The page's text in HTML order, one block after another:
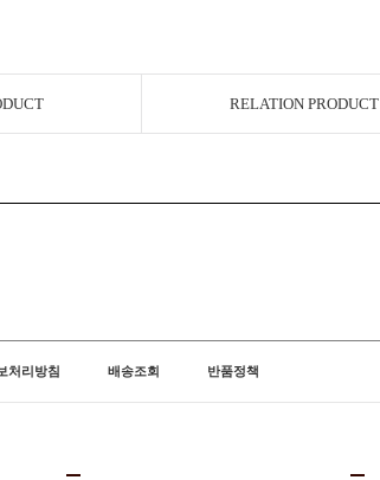
RELATION PRODUCT
처리방침 배송조회 반품정책